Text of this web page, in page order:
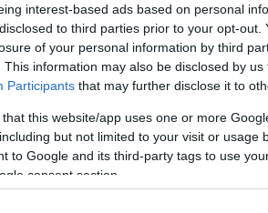
interest-based ads based on personal
to third parties prior to your opt-
of your personal information by third
This information may also be disclosed by
Participants that may further disclose it to
that this website/app uses one or more
but not limited to your visit or usage
to Google and its third-party tags to use
consent section.
Περιοχή Κοζάνης ανακοινώνεται
διακοπή ηλεκτρικού ρεύματος από ώρα
για τον θάνατο του
– Συλλυπητήρια από
8 ΑΥΓΟΎΣΤΟΥ 2025, 1:57 ΜΜ